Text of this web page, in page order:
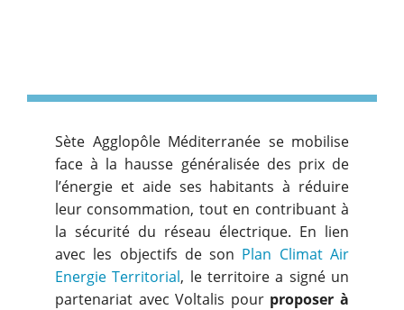
Sète Agglopôle Méditerranée se mobilise
face à la hausse généralisée des prix de
l’énergie et aide ses habitants à réduire
leur consommation, tout en contribuant à
la sécurité du réseau électrique. En lien
avec les objectifs de son Plan Climat Air
Energie Territorial, le territoire a signé un
partenariat avec Voltalis pour proposer à